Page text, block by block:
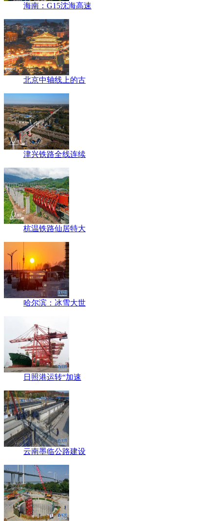
海南：G15沈海高速
北京中轴线上的古
津兴铁路全线连续
杭温铁路仙居特大
哈尔滨：冰雪大世
日照港运转“加速
云南墨临公路建设